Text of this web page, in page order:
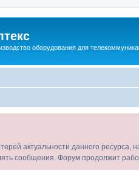
оборудования для
актуальности данного
сообщения. Форум продолжит